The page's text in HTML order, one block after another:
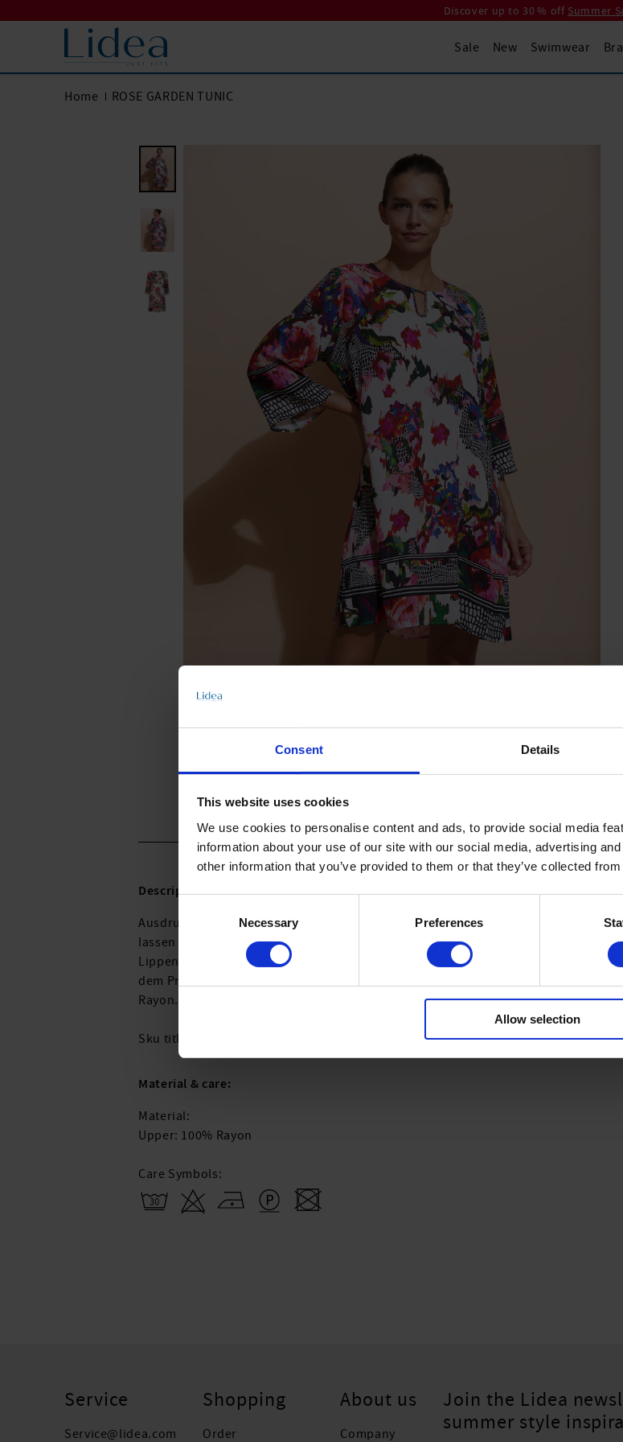
Consent Details
This website uses cookies
We use cookies to personalise content and ads, to provide social media
information about your use of our site with our social media, advertising
other information that you’ve provided to them or that they’ve collected
Selection
Necessary Preferences
Allow selection
Discover up to 30 % off Summer
Sale New Swimwear
Home ROSE GARDEN TUNIC
Description:
Ausdrucksstarke Aquarelldrucke spiegeln Natur und Ozean mit ihren soften,
lassen Farbflächen aus sanften, längs platzierten Pinselstrichen mit Chiné-
Lippenstiftfarben in Coral, Apricot oder Pink verbinden sich mit frischem
dem Print eine sommerliche Note verleiht. Lässige Tunika aus Rayon-Crêpe mit
Rayon.
Sku titleC3757_445_204
Material & care:
Material:
Upper: 100% Rayon
Care Symbols:
Service
Service@lidea.com
Shopping
Order
About us
Company
Join the Lidea
summer style